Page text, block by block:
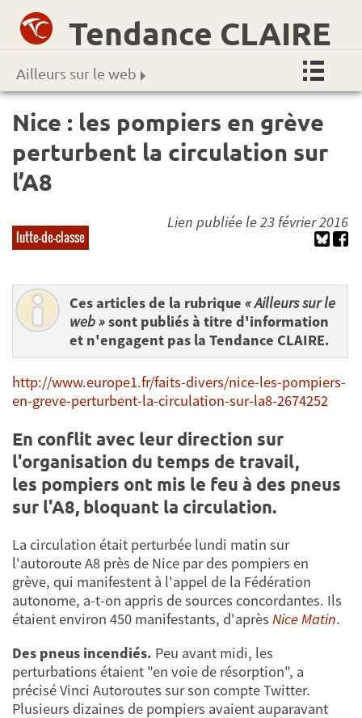
Tendance CLAIRE
Ailleurs sur le web
Nice : les pompiers en grève
perturbent la circulation sur
l’A8
lutte-de-classe
Lien publiée le 23 février 2016
Ces articles de la rubrique « Ailleurs sur le
web »sont publiés à titre d'information
et n'engagent pas la Tendance CLAIRE.
http://www.europe1.fr/faits-divers/nice-les-pompiers-
en-greve-perturbent-la-circulation-sur-la8-2674252
En conflit avec leur direction sur
l'organisation du temps de travail,
les pompiers ont mis le feu à des pneus
sur l'A8, bloquant la circulation.
La circulation était perturbée lundi matin sur
l'autoroute A8 près de Nice par des pompiers en
grève, qui manifestent à l'appel de la Fédération
autonome, a-t-on appris de sources concordantes. Ils
étaient environ 450 manifestants, d'après Nice Matin.
Des pneus incendiés. Peu avant midi, les
perturbations étaient "en voie de résorption", a
précisé Vinci Autoroutes sur son compte Twitter.
Plusieurs dizaines de pompiers avaient auparavant